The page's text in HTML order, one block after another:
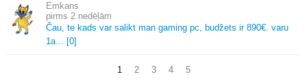
Emkans
2 nedēļām
Čau, te kads var salikt man gaming pc, budžets ir 890€. varu
1a... [0]
1 2 3 4 5